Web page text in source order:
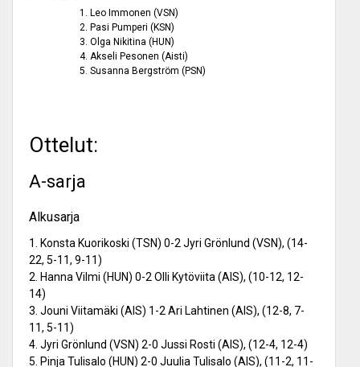
Leo Immonen (VSN)
Pasi Pumperi (KSN)
Olga Nikitina (HUN)
Akseli Pesonen (Aisti)
Susanna Bergström (PSN)
Ottelut:
A-sarja
Alkusarja
1. Konsta Kuorikoski (TSN) 0-2 Jyri Grönlund (VSN), (14-
22, 5-11, 9-11)
2. Hanna Vilmi (HUN) 0-2 Olli Kytöviita (AIS), (10-12, 12-
14)
3. Jouni Viitamäki (AIS) 1-2 Ari Lahtinen (AIS), (12-8, 7-
11, 5-11)
4. Jyri Grönlund (VSN) 2-0 Jussi Rosti (AIS), (12-4, 12-4)
5. Pinja Tulisalo (HUN) 2-0 Juulia Tulisalo (AIS), (11-2, 11-